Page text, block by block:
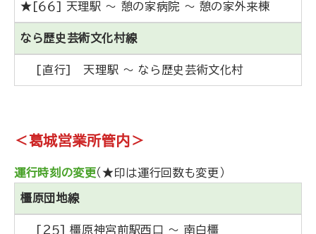
★[６６] 天理駅 ～ 憩の家病院 ～ 憩の家外来棟
なら歴史芸術文化村線
[直行] 天理駅 ～ なら歴史芸術文化村
＜葛城営業所管内＞
運行時刻の変更（★印は運行回数も変更）
橿原団地線
[２５] 橿原神宮前駅西口 ～ 南白橿